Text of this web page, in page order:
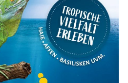
Über ein Dut­zend Aus­stel­ler
Lösun­gen für die Strom­
mit Son­nen­en­er­gie. Ergän­
von Wär­me­pum­pen, Dämm­
für ener­ge­ti­sche